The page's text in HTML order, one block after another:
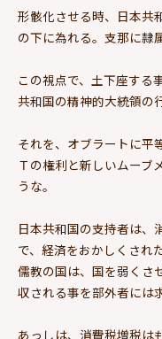
形骸化させる時、日本共
の下に為れる。支那に隷
この視点で、土下座する
共和国の精神的大統領の
それを、オブラートに平
Ｔの権利と新しいムーブ
うな。
日本共和国の支持者は、
で、経済をおかしくされ
儒教の国は、国を弱くさ
収される事を部外者には
あっしは、消費税増税は